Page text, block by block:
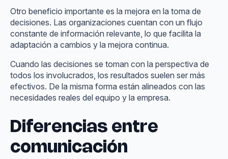
Otro beneficio importante es la mejora en la toma de
decisiones. Las organizaciones cuentan con un flujo
constante de información relevante, lo que facilita la
adaptación a cambios y la mejora continua.
Cuando las decisiones se toman con la perspectiva de
todos los involucrados, los resultados suelen ser más
efectivos. De la misma forma están alineados con las
necesidades reales del equipo y la empresa.
Diferencias entre
comunicación